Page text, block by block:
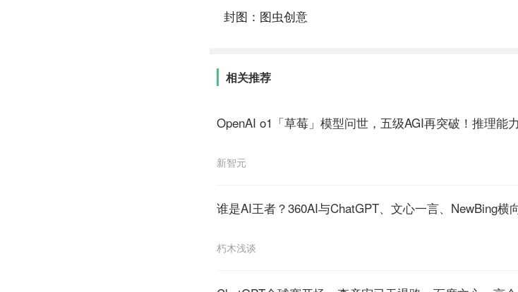
封图：图虫创意
相关推荐
OpenAI o1「草莓」模型问世，五级AGI再突破！推理能
新智元
谁是AI王者？360AI与ChatGPT、文心一言、NewBing横
朽木浅谈